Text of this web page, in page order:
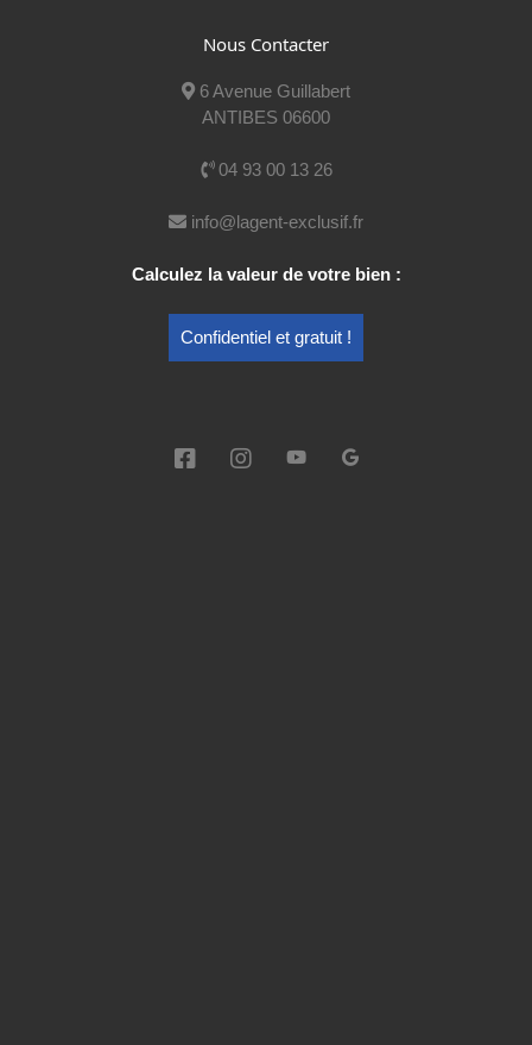
Cédric Anacleto
Mobile: 06 66 56 94 76
Voir mes publications
Nous Contacter
6 Avenue Guillabert
ANTIBES 06600
04 93 00 13 26
info@lagent-exclusif.fr
Calculez la valeur de votre bien :
Confidentiel et gratuit !